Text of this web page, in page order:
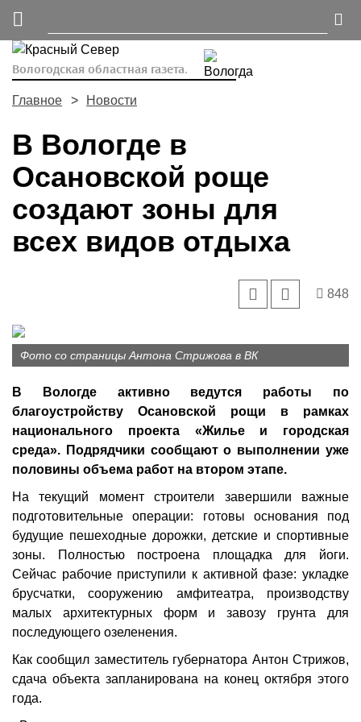
Вологодская областная газета.
Главное Новости
В Вологде в
Осановской роще
создают зоны для
всех видов отдыха
848
Фото со страницы Антона Стрижова в ВК
В Вологде активно ведутся работы по
благоустройству Осановской рощи в рамках
национального проекта «Жилье и городская
среда». Подрядчики сообщают о выполнении уже
половины объема работ на втором этапе.
На текущий момент строители завершили важные
подготовительные операции: готовы основания под
будущие пешеходные дорожки, детские и спортивные
зоны. Полностью построена площадка для йоги.
Сейчас рабочие приступили к активной фазе: укладке
брусчатки, сооружению амфитеатра, производству
малых архитектурных форм и завозу грунта для
последующего озеленения.
Как сообщил заместитель губернатора Антон Стрижов,
сдача объекта запланирована на конец октября этого
года.